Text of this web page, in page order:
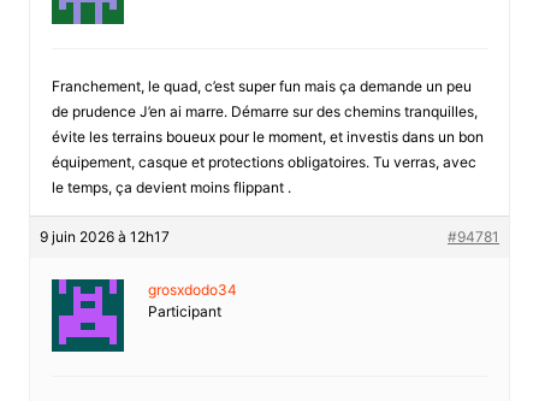
Franchement, le quad, c’est super fun mais ça demande un peu
de prudence J’en ai marre. Démarre sur des chemins tranquilles,
évite les terrains boueux pour le moment, et investis dans un bon
équipement, casque et protections obligatoires. Tu verras, avec
le temps, ça devient moins flippant .
9 juin 2026 à 12h17 #94781
grosxdodo34
Participant